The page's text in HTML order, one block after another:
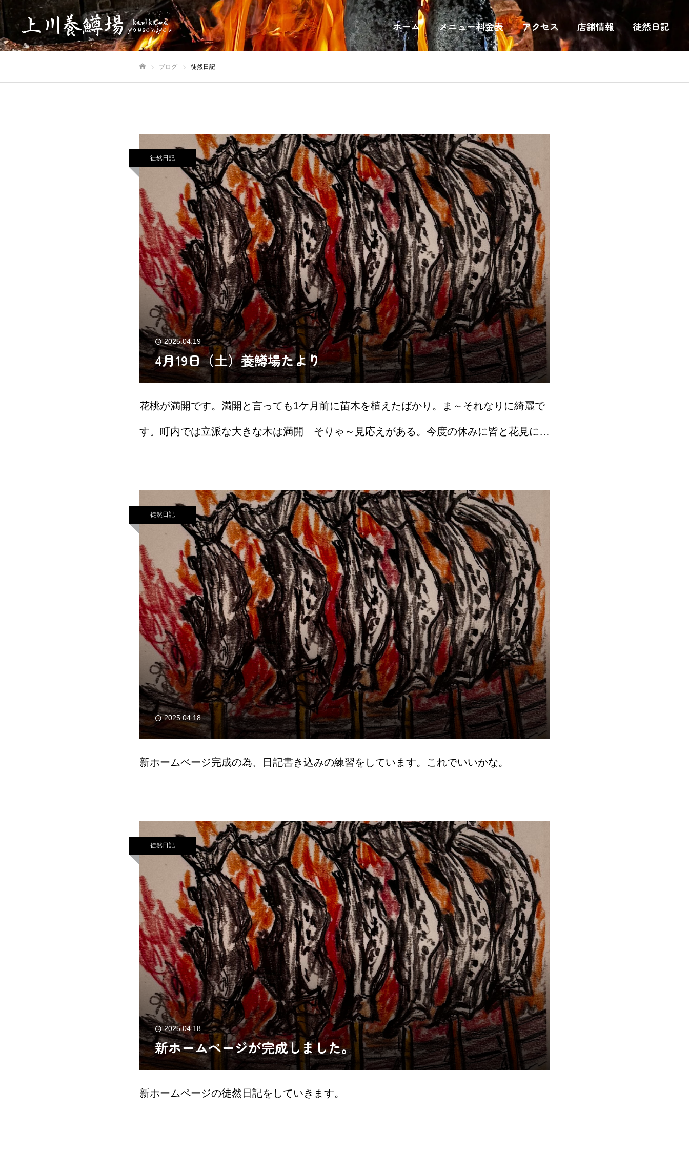
ホーム メニュー料金表 アクセス 店舗情報 徒然日記
ブログ 徒然日記
徒然日記
2025.04.19
4月19日（土）養鱒場たより
花桃が満開です。満開と言っても1ケ月前に苗木を植えたばかり。ま～それなりに綺麗で
す。町内では立派な大きな木は満開 そりゃ～見応えがある。今度の休みに皆と花見に昼
徒然日記
2025.04.18
新ホームページ完成の為、日記書き込みの練習をしています。これでいいかな。
徒然日記
2025.04.18
新ホームページが完成しました。
新ホームページの徒然日記をしていきます。